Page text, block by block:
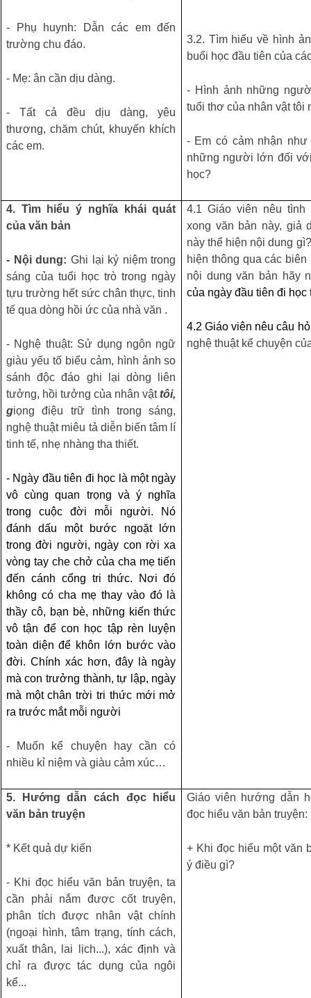
- Phụ huynh: Dẫn các em đến
trường chu đáo.
- Mẹ: ân cần dịu dàng.
- Tất cả đều dịu dàng, yêu
thương, chăm chút, khuyến khích
các em.
3.2. Tìm hiểu về hình
buổi học đầu tiên của
- Hình ảnh những
tuổi thơ của nhân vật tôi
- Em có cảm nhận
những người lớn đối
học?
4. Tìm hiểu ý nghĩa khái quát
của văn bản
- Nội dung: Ghi lại kỷ niệm trong
sáng của tuổi học trò trong ngày
tựu trường hết sức chân thực, tinh
tế qua dòng hồi ức của nhà văn .
- Nghệ thuật: Sử dụng ngôn ngữ
giàu yếu tố biểu cảm, hình ảnh so
sánh độc đáo ghi lại dòng liên
tưởng, hồi tưởng của nhân vậttôi,
giọng điệu trữ tình trong sáng,
nghệ thuật miêu tả diễn biến tâm lí
tinh tế, nhẹ nhàng tha thiết.
- Ngày đầu tiên đi học là một ngày
vô cùng quan trọng và ý nghĩa
trong cuộc đời mỗi người. Nó
đánh dấu một bước ngoặt lớn
trong đời người, ngày con rời xa
vòng tay che chở của cha mẹ tiến
đến cánh cổng tri thức. Nơi đó
không có cha mẹ thay vào đó là
thầy cô, bạn bè, những kiến thức
vô tận để con học tập rèn luyện
toàn diện để khôn lớn bước vào
đời. Chính xác hơn, đây là ngày
mà con trưởng thành, tự lập, ngày
mà một chân trời tri thức mới mở
ra trước mắt mỗi người
- Muốn kể chuyện hay cần có
nhiều kỉ niệm và giàu cảm xúc…
4.1 Giáo viên nêu tình
xong văn bản này, giả
này thể hiện nội dung
hiện thông qua các
nội dung văn bản hãy n
của ngày đầu tiên đi
4.2 Giáo viên nêu câu
nghệ thuật kể chuyện
5.
Hướng dẫn cách đọc hiểu
văn bản truyện
* Kết quả dự kiến
- Khi đọc hiểu văn bản truyện, ta
cần phải nắm được cốt truyện,
phân tích được nhân vật chính
(ngoại hình, tâm trạng, tính cách,
xuất thân, lai lịch...), xác định và
chỉ ra được tác dụng của ngôi
kể...
Giáo viên hướng dẫn
đọc hiểu văn bản truyện:
+ Khi đọc hiểu một văn
ý điều gì?